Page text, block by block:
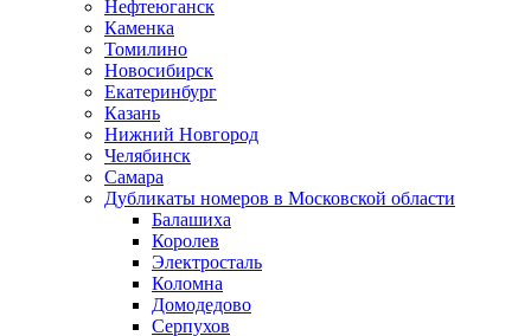
Нефтеюганск
Каменка
Томилино
Новосибирск
Екатеринбург
Казань
Нижний Новгород
Челябинск
Самара
Дубликаты номеров в Московской области
Балашиха
Королев
Электросталь
Коломна
Домодедово
Серпухов